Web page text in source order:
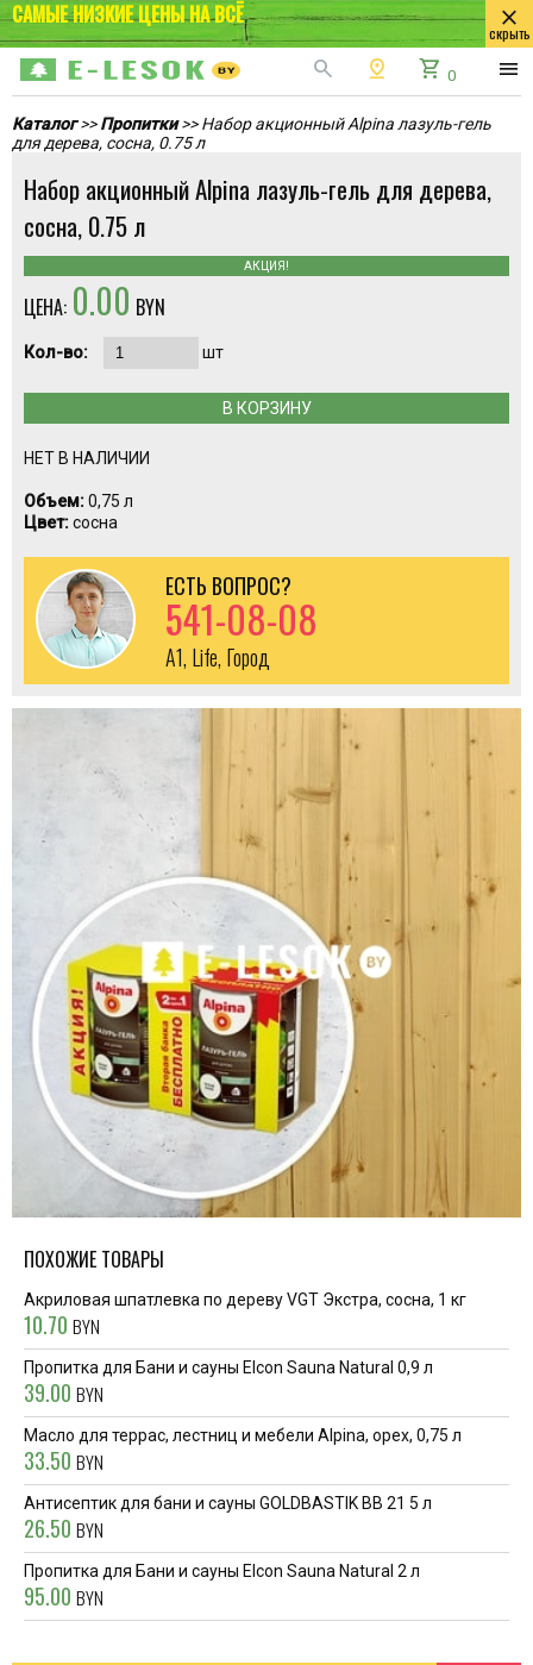
САМЫЕ НИЗКИЕ ЦЕНЫ НА ВСЁ close
скрыть
search pin_drop shopping_cart 0 menu
Каталог>>Пропитки >> Набор акционный Alpina лазуль-гель
для дерева, сосна, 0.75 л
ПОХОЖИЕ ТОВАРЫ
Акриловая шпатлевка по дереву VGT Экстра, сосна, 1 кг
10.70 BYN
Пропитка для Бани и сауны Elcon Sauna Natural 0,9 л
39.00 BYN
Масло для террас, лестниц и мебели Alpina, орех, 0,75 л
33.50 BYN
Антисептик для бани и сауны GOLDBASTIK BB 21 5 л
26.50 BYN
Пропитка для Бани и сауны Elcon Sauna Natural 2 л
95.00 BYN
Набор акционный Alpina лазуль-гель для дерева,
сосна, 0.75 л
АКЦИЯ!
ЦЕНА: 0.00 BYN
Кол-во: шт
В КОРЗИНУ
НЕТ В НАЛИЧИИ
Объем:0,75 л
Цвет:сосна
ЕСТЬ ВОПРОС?
541-08-08
A1, Life, Город